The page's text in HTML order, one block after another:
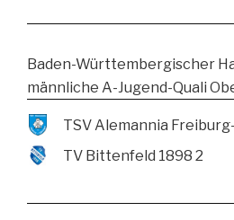
Baden-Württembergischer
männliche A-Jugend-Quali
TV Bittenfeld 1898 2